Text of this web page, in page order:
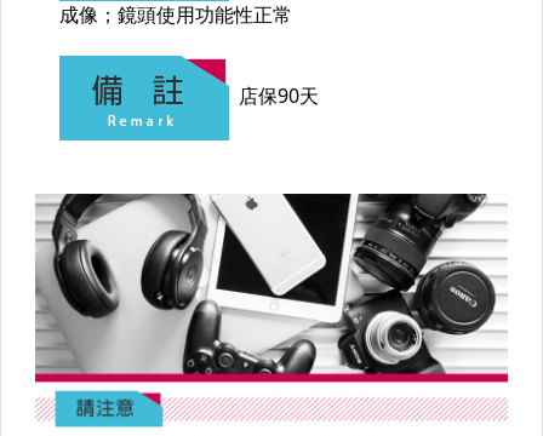
【CANON】閃光燈與周邊
【NIKON】單眼相機
【NIKON】單眼鏡頭
【SONY】單眼相機
【SONY】單眼鏡頭
【SONY】閃光燈與周邊
【LEICA】相機
【LEICA】鏡頭與周邊